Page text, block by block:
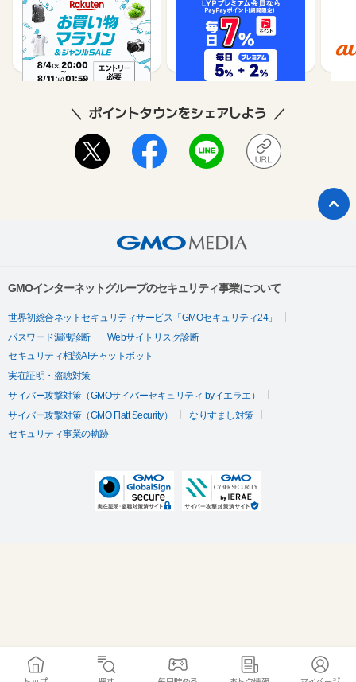
楽天市場
1%
Yahoo!ショッピング
1%
ポイントタウンをシェアしよう
GMOインターネットグループのセキュリティ事業について
世界初総合ネットセキュリティサービス「GMOセキュリティ24」
パスワード漏洩診断
Webサイトリスク診断
セキュリティ相談AIチャットボット
実在証明・盗聴対策
サイバー攻撃対策（GMOサイバーセキュリティ byイエラエ）
サイバー攻撃対策（GMO Flatt Security）
なりすまし対策
セキュリティ事業の軌跡